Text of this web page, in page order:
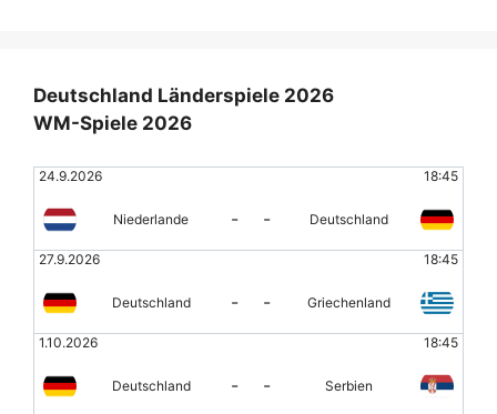
Deutschland Länderspiele 2026
WM-Spiele 2026
24.9.2026 18:45
Niederlande - - Deutschland
27.9.2026 18:45
Deutschland - - Griechenland
1.10.2026 18:45
Deutschland - - Serbien